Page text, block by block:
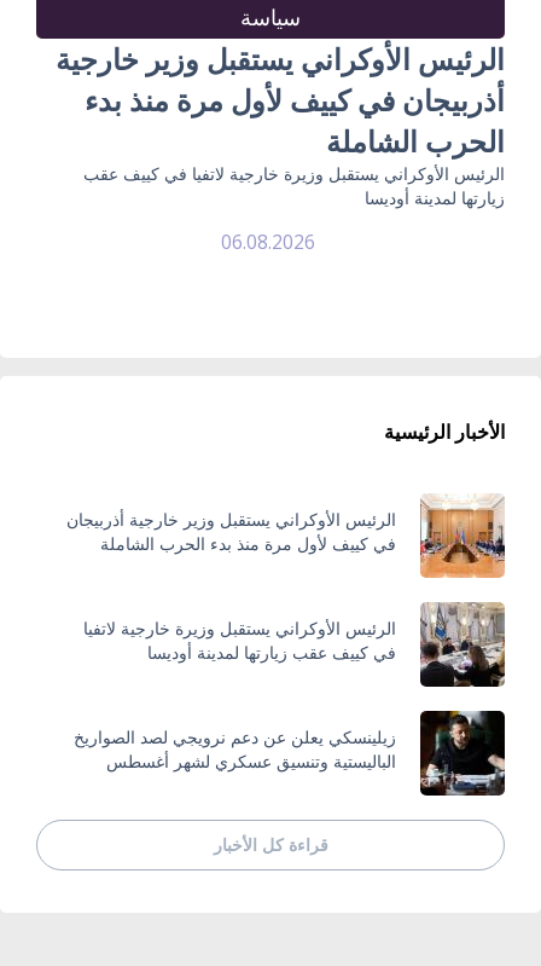
سياسة
الرئيس الأوكراني يستقبل وزير خارجية
أذربيجان في كييف لأول مرة منذ بدء
الحرب الشاملة
الرئيس الأوكراني يستقبل وزيرة خارجية لاتفيا في كييف عقب
زيارتها لمدينة أوديسا
06.08.2026
الأخبار الرئيسية
الرئيس الأوكراني يستقبل وزير خارجية أذربيجان
في كييف لأول مرة منذ بدء الحرب الشاملة
الرئيس الأوكراني يستقبل وزيرة خارجية لاتفيا
في كييف عقب زيارتها لمدينة أوديسا
زيلينسكي يعلن عن دعم نرويجي لصد الصواريخ
الباليستية وتنسيق عسكري لشهر أغسطس
قراءة كل الأخبار